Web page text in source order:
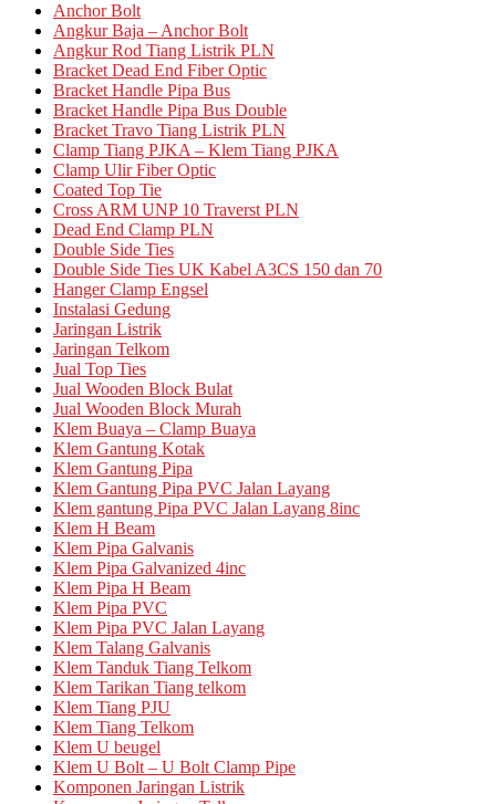
Anchor Bolt
Angkur Baja – Anchor Bolt
Angkur Rod Tiang Listrik PLN
Bracket Dead End Fiber Optic
Bracket Handle Pipa Bus
Bracket Handle Pipa Bus Double
Bracket Travo Tiang Listrik PLN
Clamp Tiang PJKA – Klem Tiang PJKA
Clamp Ulir Fiber Optic
Coated Top Tie
Cross ARM UNP 10 Traverst PLN
Dead End Clamp PLN
Double Side Ties
Double Side Ties UK Kabel A3CS 150 dan 70
Hanger Clamp Engsel
Instalasi Gedung
Jaringan Listrik
Jaringan Telkom
Jual Top Ties
Jual Wooden Block Bulat
Jual Wooden Block Murah
Klem Buaya – Clamp Buaya
Klem Gantung Kotak
Klem Gantung Pipa
Klem Gantung Pipa PVC Jalan Layang
Klem gantung Pipa PVC Jalan Layang 8inc
Klem H Beam
Klem Pipa Galvanis
Klem Pipa Galvanized 4inc
Klem Pipa H Beam
Klem Pipa PVC
Klem Pipa PVC Jalan Layang
Klem Talang Galvanis
Klem Tanduk Tiang Telkom
Klem Tarikan Tiang telkom
Klem Tiang PJU
Klem Tiang Telkom
Klem U beugel
Klem U Bolt – U Bolt Clamp Pipe
Komponen Jaringan Listrik